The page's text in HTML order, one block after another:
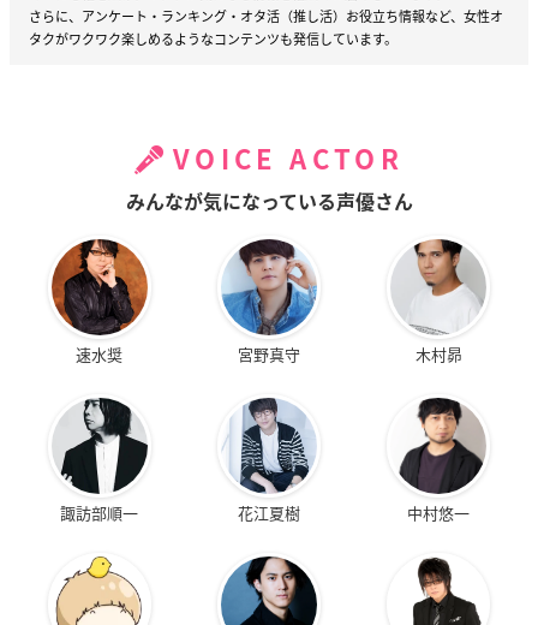
さらに、アンケート・ランキング・オタ活（推し活）お役立ち情報など、女性オ
タクがワクワク楽しめるようなコンテンツも発信しています。
VOICE ACTOR
みんなが気になっている声優さん
速水奨 宮野真守 木村昴
諏訪部順一 花江夏樹 中村悠一